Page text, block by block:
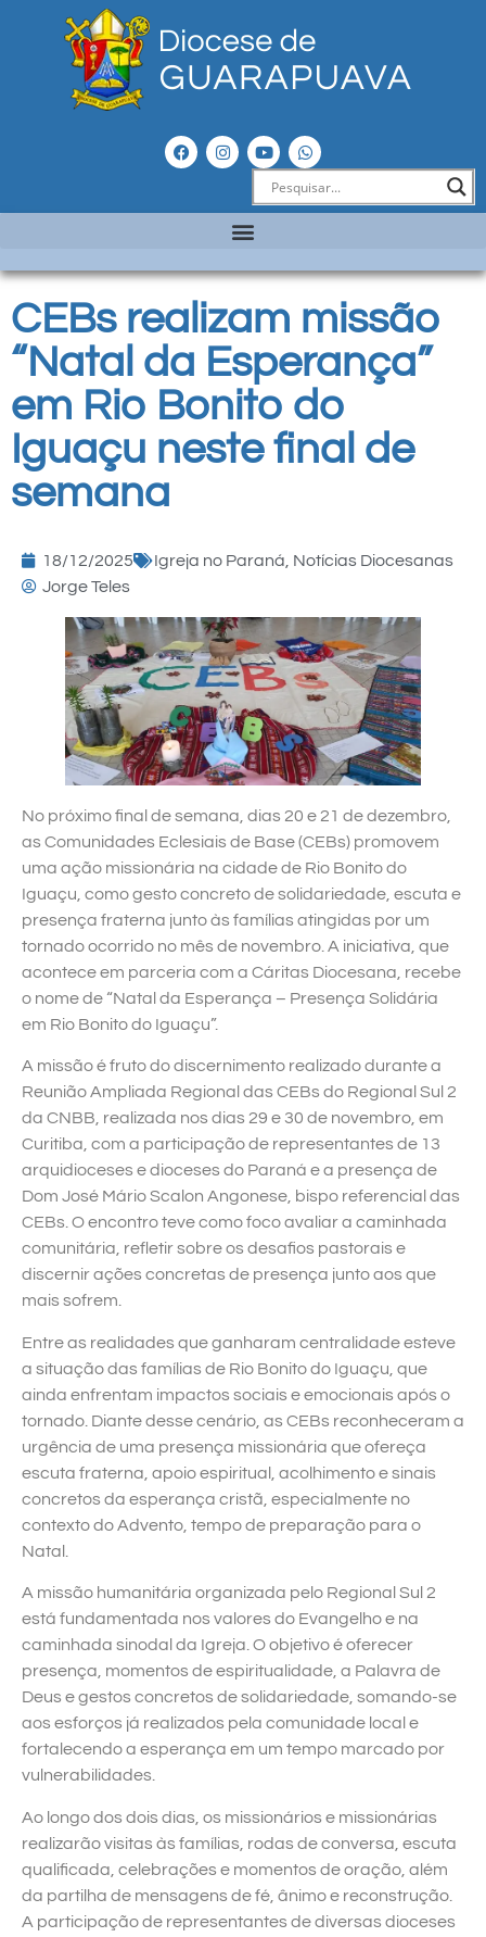
CEBs realizam missão
“Natal da Esperança”
em Rio Bonito do
Iguaçu neste final de
semana
18/12/2025 Igreja no Paraná Notícias Diocesanas
Jorge Teles
No próximo final de semana, dias 20 e 21 de dezembro,
as Comunidades Eclesiais de Base (CEBs) promovem
uma ação missionária na cidade de Rio Bonito do
Iguaçu, como gesto concreto de solidariedade, escuta e
presença fraterna junto às famílias atingidas por um
tornado ocorrido no mês de novembro. A iniciativa, que
acontece em parceria com a Cáritas Diocesana, recebe
o nome de “Natal da Esperança – Presença Solidária
em Rio Bonito do Iguaçu”.
A missão é fruto do discernimento realizado durante a
Reunião Ampliada Regional das CEBs do Regional Sul 2
da CNBB, realizada nos dias 29 e 30 de novembro, em
Curitiba, com a participação de representantes de 13
arquidioceses e dioceses do Paraná e a presença de
Dom José Mário Scalon Angonese, bispo referencial das
CEBs. O encontro teve como foco avaliar a caminhada
comunitária, refletir sobre os desafios pastorais e
discernir ações concretas de presença junto aos que
mais sofrem.
Entre as realidades que ganharam centralidade esteve
a situação das famílias de Rio Bonito do Iguaçu, que
ainda enfrentam impactos sociais e emocionais após o
tornado. Diante desse cenário, as CEBs reconheceram a
urgência de uma presença missionária que ofereça
escuta fraterna, apoio espiritual, acolhimento e sinais
concretos da esperança cristã, especialmente no
contexto do Advento, tempo de preparação para o
Natal.
A missão humanitária organizada pelo Regional Sul 2
está fundamentada nos valores do Evangelho e na
caminhada sinodal da Igreja. O objetivo é oferecer
presença, momentos de espiritualidade, a Palavra de
Deus e gestos concretos de solidariedade, somando-se
aos esforços já realizados pela comunidade local e
fortalecendo a esperança em um tempo marcado por
vulnerabilidades.
Ao longo dos dois dias, os missionários e missionárias
realizarão visitas às famílias, rodas de conversa, escuta
qualificada, celebrações e momentos de oração, além
da partilha de mensagens de fé, ânimo e reconstrução.
A participação de representantes de diversas dioceses